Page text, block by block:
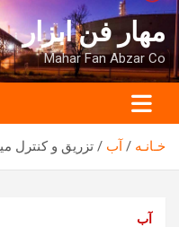
به
محتوا
برویدمهار فن ابزار
Mahar Fan Abzar Co
خـانـه آب تزریق و کنترل
آب